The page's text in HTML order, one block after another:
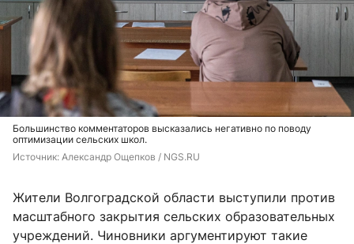
Большинство комментаторов высказались негативно по поводу
оптимизации сельских школ.
Источник: Александр Ощепков / NGS.RU
Жители Волгоградской области выступили против
масштабного закрытия сельских образовательных
учреждений. Чиновники аргументируют такие